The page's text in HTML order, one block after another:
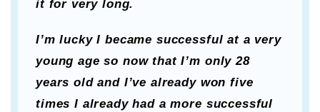
it for very long.
I’m lucky I became successful at a very
young age so now that I’m only 28
years old and I’ve already won five
times I already had a more successful